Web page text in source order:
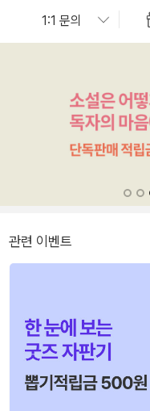
관련 이벤트